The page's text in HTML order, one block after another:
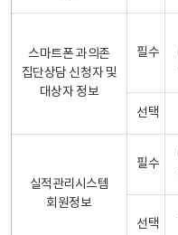
스마트폰 과의존
집단상담 신청자 및
대상자 정보
필수
선택
실적관리시스템
회원정보
필수
선택